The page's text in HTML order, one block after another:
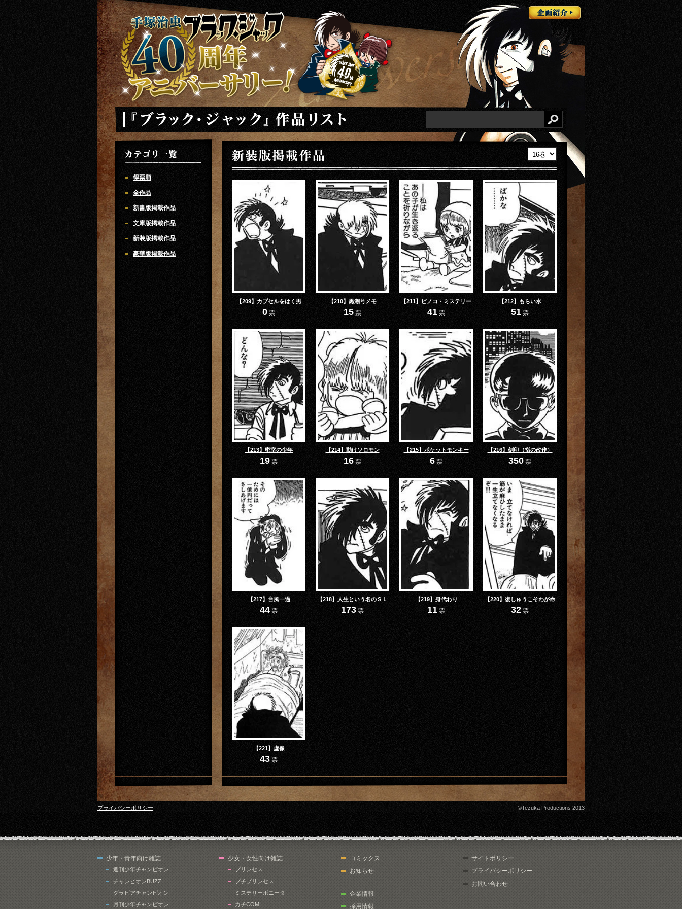
手塚治虫 ブラックジャック 40周年アニバーサリー
企画紹介
「ブラック・ジャック」作品リスト 検索
得票順
全作品
新書版掲載作品
文庫版掲載作品
新装版掲載作品
豪華版掲載作品
新装版掲載作品
【209】カプセルをはく男
0票
【210】黒潮号メモ
15 票
【211】ピノコ・ミステリー
41 票
【212】もらい水
51 票
【213】密室の少年
19 票
【214】動けソロモン
16 票
【215】ポケットモンキー
6 票
【216】刻印（指の改作）
350票
【217】台風一過
44 票
【218】人生という名のＳＬ
173 票
【219】身代わり
11 票
【220】復しゅうこそわが命
32 票
【221】虚像
43 票
プライバシーポリシー ©Tezuka Productions 2013
少年・青年向け雑誌
週刊少年チャンピオン
チャンピオンBUZZ
グラビアチャンピオン
月刊少年チャンピオン
少女・女性向け雑誌
プリンセス
プチプリンセス
ミステリーボニータ
カチCOMI
コミックス
お知らせ
企業情報
採用情報
サイトポリシー
プライバシーポリシー
お問い合わせ